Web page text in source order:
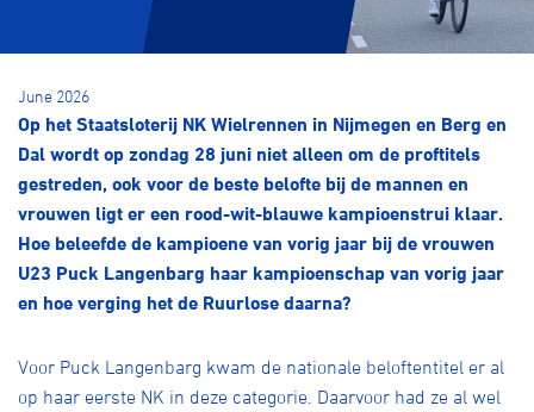
Shop
Producten en diensten
Contact
Over ons
June 2026
Op het Staatsloterij NK Wielrennen in Nijmegen en Berg en
Dal wordt op zondag 28 juni niet alleen om de proftitels
gestreden, ook voor de beste belofte bij de mannen en
vrouwen ligt er een rood-wit-blauwe kampioenstrui klaar.
Hoe beleefde de kampioene van vorig jaar bij de vrouwen
U23 Puck Langenbarg haar kampioenschap van vorig jaar
en hoe verging het de Ruurlose daarna?
Voor Puck Langenbarg kwam de nationale beloftentitel er al
op haar eerste NK in deze categorie. Daarvoor had ze al wel
BMX freestyle Gravel
Veldrijden Biketrial
Pumptrack Fixed gear